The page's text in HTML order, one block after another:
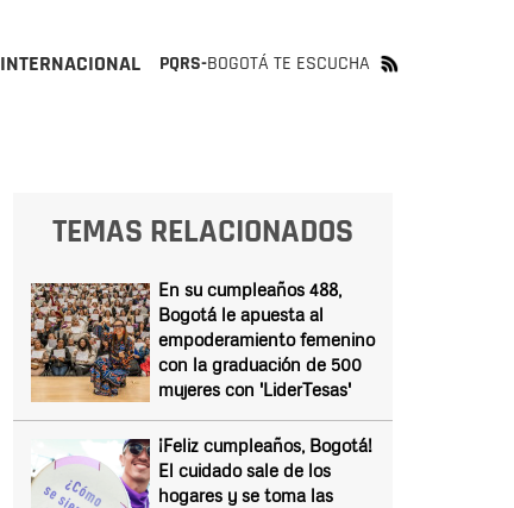
INTERNACIONAL PQRS-BOGOTÁ TE ESCUCHA
TEMAS RELACIONADOS
En su cumpleaños 488,
Bogotá le apuesta al
empoderamiento femenino
con la graduación de 500
mujeres con 'LiderTesas'
¡Feliz cumpleaños, Bogotá!
El cuidado sale de los
hogares y se toma las